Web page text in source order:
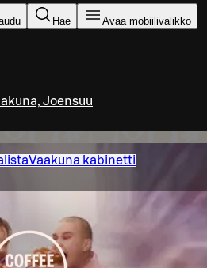
Hae Avaa mobiilivalikko
Joensuu
Vaakuna kabinetti